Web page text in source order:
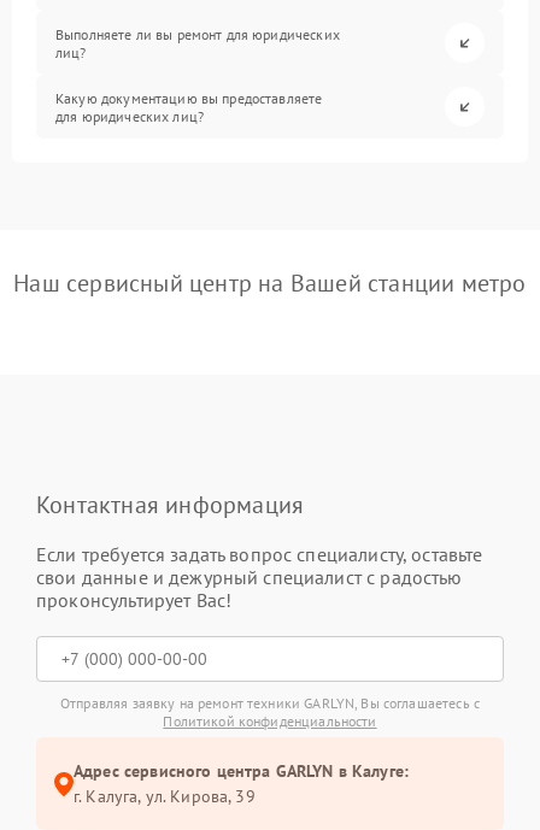
Выполняете ли вы ремонт для юридических
лиц?
Какую документацию вы предоставляете
для юридических лиц?
Наш сервисный центр на Вашей станции метро
Контактная информация
Если требуется задать вопрос специалисту, оставьте
свои данные и дежурный специалист с радостью
проконсультирует Вас!
Отправляя заявку на ремонт техники GARLYN, Вы соглашаетесь с
Политикой конфиденциальности
Адрес сервисного центра GARLYN в Калуге:
г. Калуга, ул. Кирова, 39